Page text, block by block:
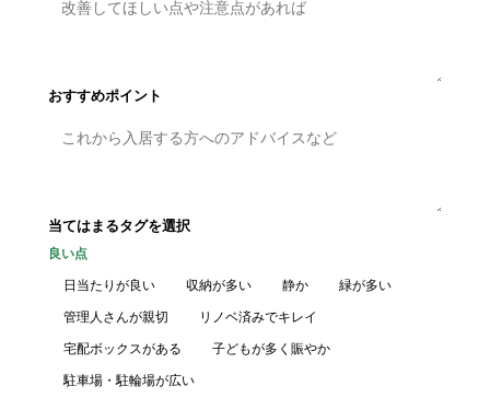
おすすめポイント
当てはまるタグを選択
良い点
日当たりが良い 収納が多い 静か 緑が多い
管理人さんが親切 リノベ済みでキレイ
宅配ボックスがある 子どもが多く賑やか
駐車場・駐輪場が広い